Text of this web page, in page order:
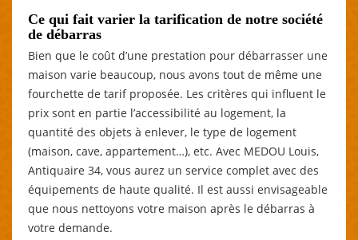
Ce qui fait varier la tarification de notre société
de débarras
Bien que le coût d’une prestation pour débarrasser une
maison varie beaucoup, nous avons tout de même une
fourchette de tarif proposée. Les critères qui influent le
prix sont en partie l’accessibilité au logement, la
quantité des objets à enlever, le type de logement
(maison, cave, appartement…), etc. Avec MEDOU Louis,
Antiquaire 34, vous aurez un service complet avec des
équipements de haute qualité. Il est aussi envisageable
que nous nettoyons votre maison après le débarras à
votre demande.